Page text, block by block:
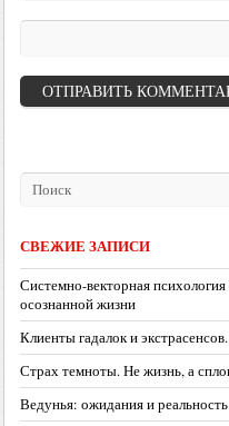
СВЕЖИЕ ЗАПИСИ
Системно-векторная
осознанной жизни
Клиенты гадалок и
Страх темноты. Не жизнь, а
Ведунья: ожидания и реальность